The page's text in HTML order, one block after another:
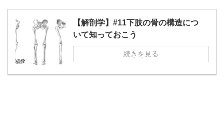
【解剖学】#11下肢の骨の構造につ
いて知っておこう
続きを見る